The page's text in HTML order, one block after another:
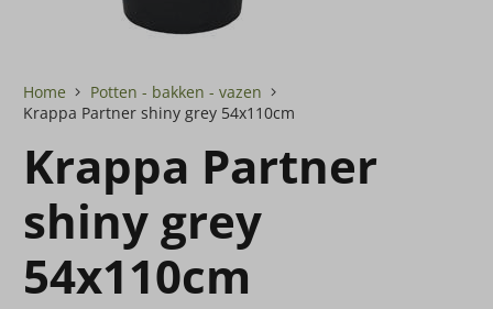
Home
Potten - bakken - vazen
Krappa Partner shiny grey 54x110cm
Krappa Partner
shiny grey
54x110cm